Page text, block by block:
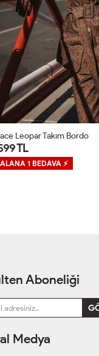
Leopar Takım Acı Kahve
TL
1 BEDAVA ⚡
Aboneliği
Medya